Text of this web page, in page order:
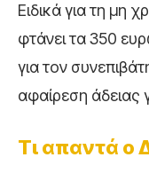
Ειδικά για τη μη
φτάνει τα 350
για τον
αφαίρεση άδειας
Τι απαντά ο